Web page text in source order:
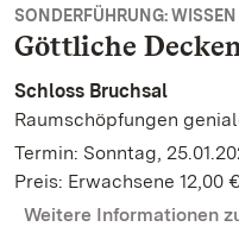
SONDERFÜHRUNG:
Göttliche
Schloss Bruchsal
Raumschöpfungen
Termin: Sonntag,
Preis: Erwachsene 12,00
Weitere Informationen